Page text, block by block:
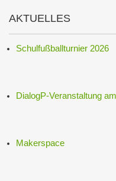
AKTUELLES
Schulfußballturnier 2026
DialogP-Veranstaltung
Makerspace